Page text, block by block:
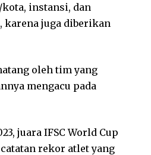
instansi, dan
karena juga diberikan
oleh tim yang
mengacu pada
juara IFSC World Cup
catatan rekor atlet yang